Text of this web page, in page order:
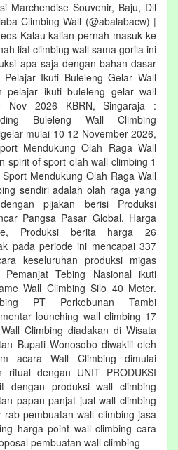
Marchendise Souvenir, Baju, Dll
Climbing Wall (@abalabacw) |
Kalau kalian pernah masuk ke
liat climbing wall sama gorila ini
apa saja dengan bahan dasar
Ikuti Buleleng Gelar Wall
pelajar ikuti buleleng gelar wall
Nov 2026 KBRN, Singaraja :
Buleleng Wall Climbing
mulai 10 12 November 2026,
Mendukung Olah Raga Wall
spirit of sport olah wall climbing 1
Mendukung Olah Raga Wall
sendiri adalah olah raga yang
pijakan berisi Produksi
Pangsa Pasar Global. Harga
Produksi berita harga 26
pada periode ini mencapai 337
keseluruhan produksi migas
Tebing Nasional ikuti
Wall Climbing Silo 40 Meter.
PT Perkebunan Tambi
lounching wall climbing 17
Climbing diadakan di Wisata
Bupati Wonosobo diwakili oleh
acara Wall Climbing dimulai
ritual dengan UNIT PRODUKSI
dengan produksi wall climbing
papan panjat jual wall climbing
pembuatan wall climbing jasa
harga point wall climbing cara
pembuatan wall climbing